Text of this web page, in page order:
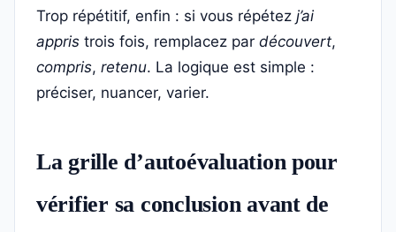
Trop répétitif, enfin : si vous répétez j’ai
appris trois fois, remplacez par découvert,
compris, retenu. La logique est simple :
préciser, nuancer, varier.
La grille d’autoévaluation pour
vérifier sa conclusion avant de